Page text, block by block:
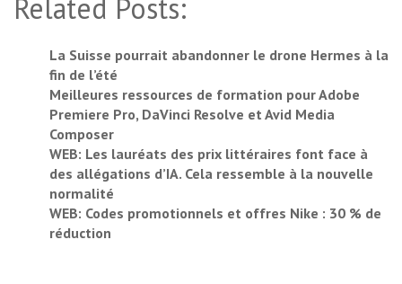
Related Posts:
La Suisse pourrait abandonner le drone Hermes à la
fin de l’été
Meilleures ressources de formation pour Adobe
Premiere Pro, DaVinci Resolve et Avid Media
Composer
WEB: Les lauréats des prix littéraires font face à
des allégations d’IA. Cela ressemble à la nouvelle
normalité
WEB: Codes promotionnels et offres Nike : 30 % de
réduction